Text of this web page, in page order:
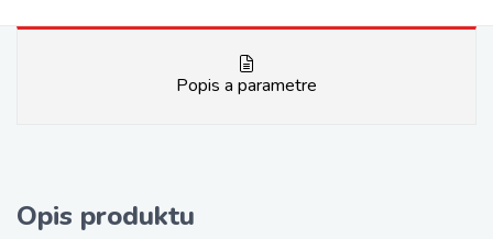
Popis a parametre
Opis produktu